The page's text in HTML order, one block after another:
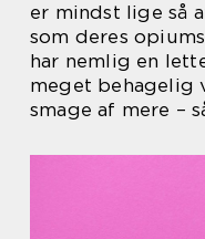
er mindst lige så
som deres
har nemlig en
meget behagelig
smage af mere –